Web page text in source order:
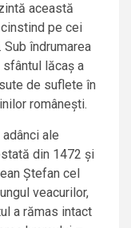
această
pe cei
îndrumarea
lăcaș a
de suflete în
românești.
ale
din 1472 și
Ștefan cel
veacurilor,
a rămas intact